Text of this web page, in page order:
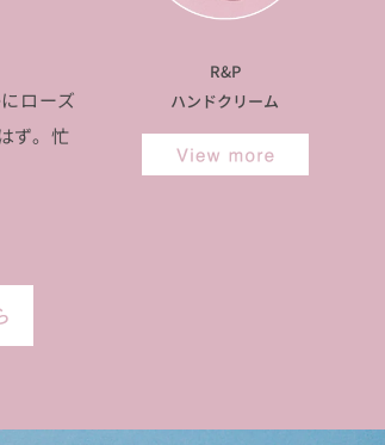
ローズ
ず。忙
R&P
ハンドクリーム